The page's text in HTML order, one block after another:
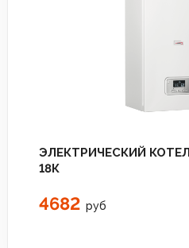
ЭЛЕКТРИЧЕСКИЙ КОТЕЛ
18К
4682 руб